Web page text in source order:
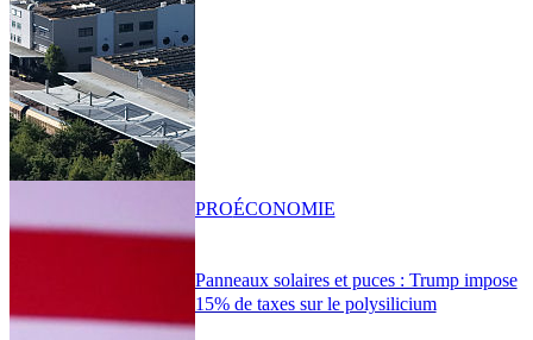
Panneaux solaires et puces : Trump impose
15% de taxes sur le polysilicium
PROÉCONOMIE